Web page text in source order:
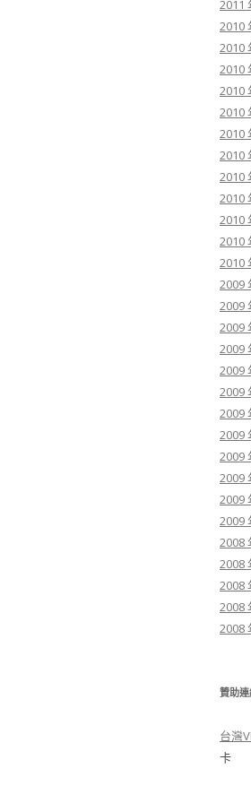
2011
2010
2010
2010
2010
2010
2010
2010
2010
2010
2010
2010
2010
2009
2009
2009
2009
2009
2009
2009
2009
2009
2009
2009
2009
2008
2008
2008
2008
2008
贊助
台灣
卡